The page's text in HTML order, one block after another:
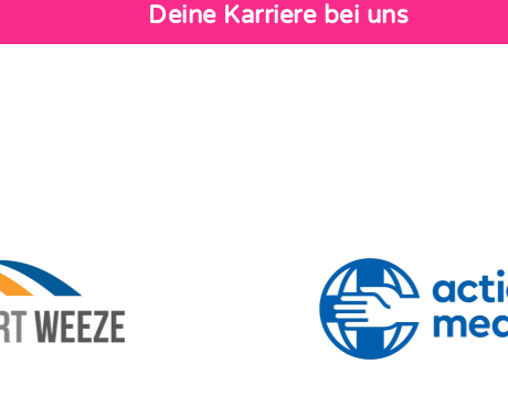
Deine Karriere bei uns